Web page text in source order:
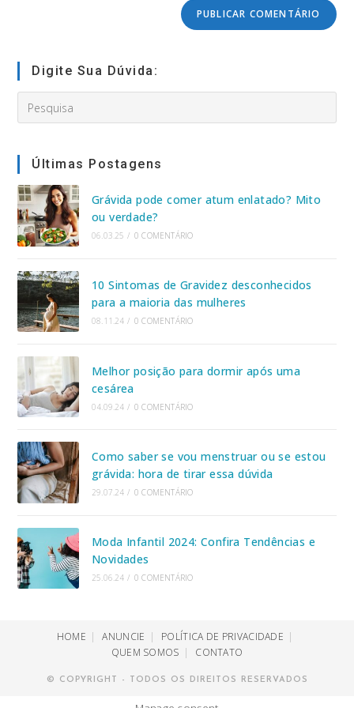
(opcional)
Digite Sua Dúvida:
this
Últimas Postagens
Grávida pode comer atum enlatado? Mito
ou verdade?
06.03.25 / 0 COMENTÁRIO
10 Sintomas de Gravidez desconhecidos
para a maioria das mulheres
08.11.24 / 0 COMENTÁRIO
Melhor posição para dormir após uma
cesárea
04.09.24 / 0 COMENTÁRIO
Como saber se vou menstruar ou se estou
grávida: hora de tirar essa dúvida
29.07.24 / 0 COMENTÁRIO
Moda Infantil 2024: Confira Tendências e
Novidades
25.06.24 / 0 COMENTÁRIO
HOME ANUNCIE
POLÍTICA DE PRIVACIDADE
QUEM SOMOS
CONTATO
© COPYRIGHT - TODOS OS DIREITOS RESERVADOS